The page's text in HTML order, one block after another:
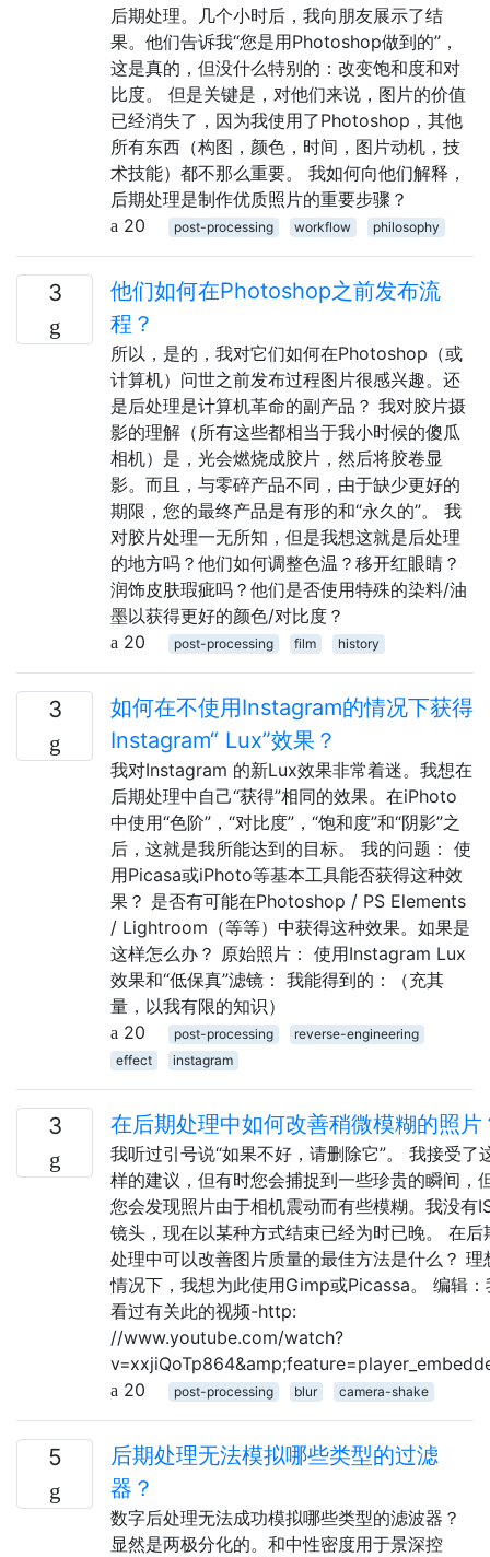
后期处理。几个小时后，我向朋友展示了结
果。他们告诉我“您是用Photoshop做到的”，
这是真的，但没什么特别的：改变饱和度和对
比度。 但是关键是，对他们来说，图片的价值
已经消失了，因为我使用了Photoshop，其他
所有东西（构图，颜色，时间，图片动机，技
术技能）都不那么重要。 我如何向他们解释，
后期处理是制作优质照片的重要步骤？
20
post-processing workflow philosophy
3
他们如何在Photoshop之前发布流
程？
所以，是的，我对它们如何在Photoshop（或
计算机）问世之前发布过程图片很感兴趣。还
是后处理是计算机革命的副产品？ 我对胶片摄
影的理解（所有这些都相当于我小时候的傻瓜
相机）是，光会燃烧成胶片，然后将胶卷显
影。而且，与零碎产品不同，由于缺少更好的
期限，您的最终产品是有形的和“永久的”。 我
对胶片处理一无所知，但是我想这就是后处理
的地方吗？他们如何调整色温？移开红眼睛？
润饰皮肤瑕疵吗？他们是否使用特殊的染料/油
墨以获得更好的颜色/对比度？
20
post-processing film history
3
如何在不使用Instagram的情况下获得
Instagram“ Lux”效果？
我对Instagram 的新Lux效果非常着迷。我想在
后期处理中自己“获得”相同的效果。在iPhoto
中使用“色阶”，“对比度”，“饱和度”和“阴影”之
后，这就是我所能达到的目标。 我的问题： 使
用Picasa或iPhoto等基本工具能否获得这种效
果？ 是否有可能在Photoshop / PS Elements
/ Lightroom（等等）中获得这种效果。如果是
这样怎么办？ 原始照片： 使用Instagram Lux
效果和“低保真”滤镜： 我能得到的：（充其
量，以我有限的知识）
20
post-processing
reverse-engineering
effect
instagram
3 在后期处理中如何改善稍微模糊的照片
我听过引号说“如果不好，请删除它”。 我接受了
样的建议，但有时您会捕捉到一些珍贵的瞬间，
您会发现照片由于相机震动而有些模糊。我没有
镜头，现在以某种方式结束已经为时已晚。 在后
处理中可以改善图片质量的最佳方法是什么？ 理
情况下，我想为此使用Gimp或Picassa。 编辑：
看过有关此的视频-http:
//www.youtube.com/watch?
20
post-processing blur camera-shake
5
后期处理无法模拟哪些类型的过滤
器？
数字后处理无法成功模拟哪些类型的滤波器？
显然是两极分化的。和中性密度用于景深控